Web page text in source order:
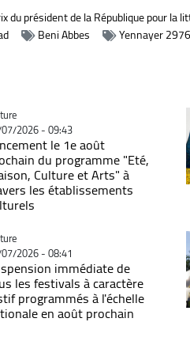
du président de la République pour la
Beni Abbes Yennayer 2976
2026 - 09:43
le 1e août
du programme "Eté,
Culture et Arts" à
les établissements
2026 - 08:41
immédiate de
les festivals à caractère
programmés à l'échelle
en août prochain